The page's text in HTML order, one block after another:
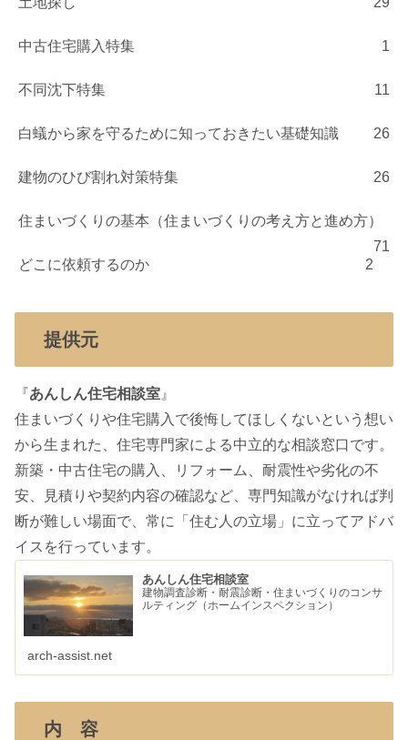
中古住宅購入特集 1
不同沈下特集 11
白蟻から家を守るために知っておきたい基礎知識 26
建物のひび割れ対策特集 26
住まいづくりの基本（住まいづくりの考え方と進め方）
71
どこに依頼するのか
2
提供元
『あんしん住宅相談室 』
住まいづくりや住宅購入で後悔してほしくないという想い
から生まれた、住宅専門家による中立的な相談窓口です。
新築・中古住宅の購入、リフォーム、耐震性や劣化の不
安、見積りや契約内容の確認など、専門知識がなければ判
断が難しい場面で、常に「住む人の立場」に立ってアドバ
イスを行っています。
あんしん住宅相談室
建物調査診断・耐震診断・住まいづくりのコンサ
ルティング（ホームインスペクション）
arch-assist.net
内 容